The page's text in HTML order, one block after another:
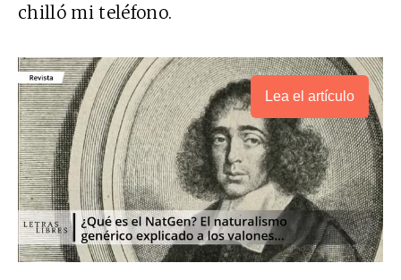
chilló mi teléfono.
Lea el artículo